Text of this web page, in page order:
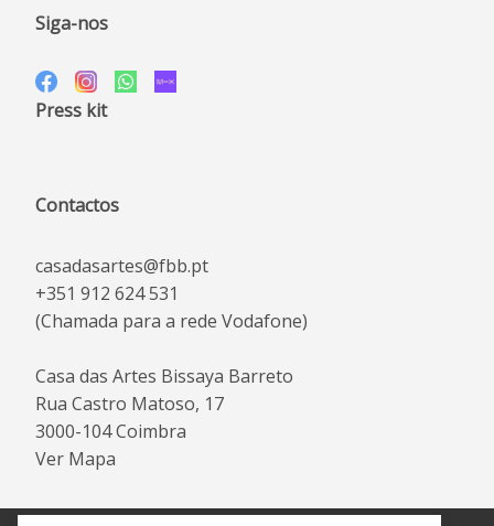
Siga-nos
Press kit
Contactos
casadasartes@fbb.pt
+351 912 624 531
(Chamada para a rede Vodafone)
Casa das Artes Bissaya Barreto
Rua Castro Matoso, 17
3000-104 Coimbra
Ver Mapa